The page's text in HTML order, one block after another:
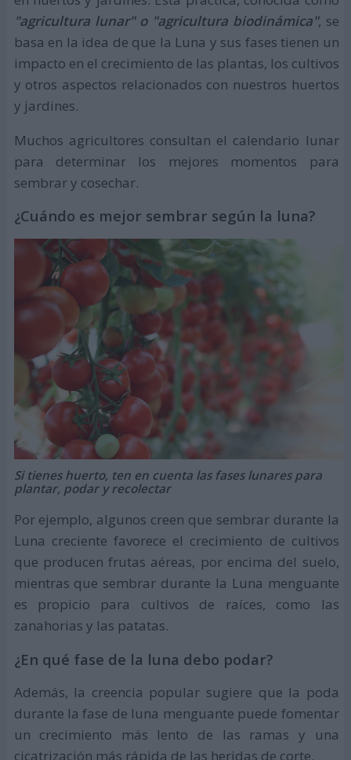
"agricultura lunar" o "agricultura biodinámica", se
basa en la idea de que la Luna y sus fases tienen un
impacto en el crecimiento de las plantas, los cultivos
y otros aspectos relacionados con nuestros huertos
y jardines.
Muchos agricultores consultan el calendario lunar
para determinar los mejores momentos para
sembrar y cosechar.
¿Cuándo es mejor sembrar según la luna?
Si tienes huerto, ten en cuenta las fases lunares para
plantar, podar y recolectar
Por ejemplo, algunos creen que sembrar durante la
Luna creciente favorece el crecimiento de cultivos
que producen frutas aéreas, por encima del suelo,
mientras que sembrar durante la Luna menguante
es propicio para cultivos de raíces, como las
zanahorias y las patatas.
¿En qué fase de la luna debo podar?
Además, la creencia popular sugiere que la poda
durante la fase de luna menguante puede fomentar
un crecimiento más lento de las ramas y una
cicatrización más rápida de las heridas de corte.